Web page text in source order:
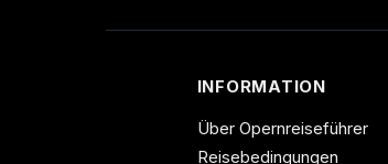
INFORMATION
Über Opernreiseführer
Reisebedingungen